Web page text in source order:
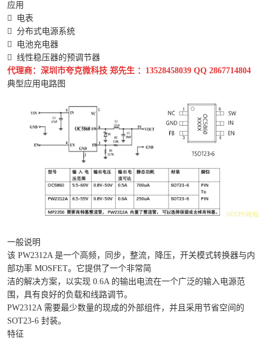
应用

电表
 分布式电源系统

电池充电器
 线性稳压器的预调节器
代理商：深圳市夸克微科技 郑先生 ：13528458039 QQ 2867714804
典型应用电路图
一般说明
该 PW2312A 是一个高频，同步，整流，降压，开关模式转换器与内
部功率 MOSFET。它提供了一个非常简
洁的解决方案，以实现 0.6A 的输出电流在一个广泛的输入电源范
围，具有良好的负载和线路调节。
PW2312A 需要最少数量的现成的外部组件，并且采用节省空间的
SOT23-6 封装。
特征